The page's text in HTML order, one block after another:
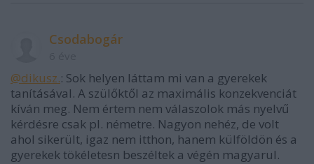
Csodabogár
@dikusz.: Sok helyen láttam mi van a gyerekek
tanításával. A szülőktől az maximális konzekvenciát
kíván meg. Nem értem nem válaszolok más nyelvű
kérdésre csak pl. németre. Nagyon nehéz, de volt
ahol sikerült, igaz nem itthon, hanem külföldön és a
gyerekek tökéletesn beszéltek a végén magyarul.